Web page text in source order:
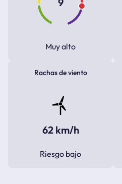
Muy alto
Rachas de viento
62 km/h
Riesgo bajo